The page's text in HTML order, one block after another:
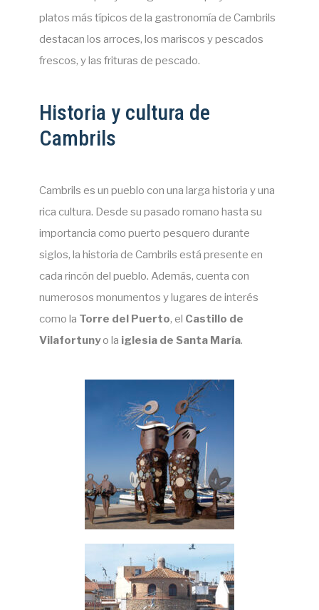
platos más típicos de la gastronomía de Cambrils
destacan los arroces, los mariscos y pescados
frescos, y las frituras de pescado.
Historia y cultura de
Cambrils
Cambrils es un pueblo con una larga historia y una
rica cultura. Desde su pasado romano hasta su
importancia como puerto pesquero durante
siglos, la historia de Cambrils está presente en
cada rincón del pueblo. Además, cuenta con
numerosos monumentos y lugares de interés
como la Torre del Puerto, el Castillo de
Vilafortunyo la iglesia de Santa María.